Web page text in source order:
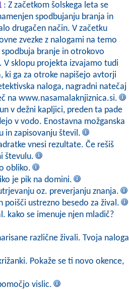
: Z začetkom šolskega leta se
spodbujanju branja in
drugačen način. V začetku
zvezke z nalogami na temo
branje in otrokovo
V sklopu projekta izvajamo tudi
ki ga za otroke napišejo avtorji
naloga, nagradni natečaj
na www.nasamalaknjiznica.si.
v dežni kapljici, preden ta pade
v vodo. Enostavna možganska
in zapisovanju števil.
vnesi rezultate. Če rešiš
števulu.
obliko.
je pik na domini.
oz. preverjanju znanja.
poišči ustrezno besedo za žival.
kako se imenuje njen mladič?
različne živali. Tvoja naloga
Pokaže se ti novo okence,
vislic.